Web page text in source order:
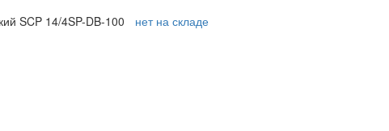
SCP 14/4SP-DB-100
нет на складе